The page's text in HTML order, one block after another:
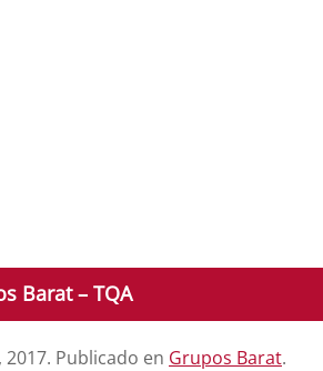
Barat – TQA
2017. Publicado en Grupos Barat.